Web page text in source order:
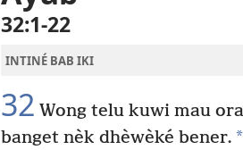
32:1-22
INTINÉ BAB IKI
32 Wong telu kuwi mau
banget nèk dhèwèké bener. *